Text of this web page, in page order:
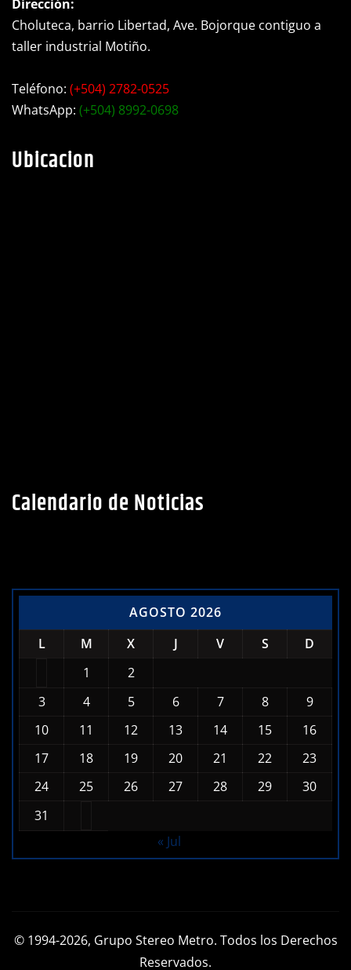
Choluteca, barrio Libertad, Ave. Bojorque contiguo a
taller industrial Motiño.
Teléfono: (+504) 2782-0525
WhatsApp: (+504) 8992-0698
Ubicacion
Calendario de Noticias
AGOSTO 2026
L
M X J V S
D
1
2
3
4 5 6 7 8
9
10
11 12 13 14 15
16
17
18 19 20 21 22
23
24
25 26 27 28 29
30
31
« Jul
© 1994-2026, Grupo Stereo Metro. Todos los Derechos
Reservados.